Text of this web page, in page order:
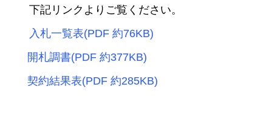
下記リンクよりご覧ください。
入札一覧表(PDF 約76KB)
開札調書(PDF 約377KB)
契約結果表(PDF 約285KB)